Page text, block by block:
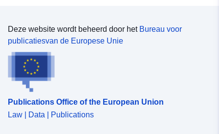
Deze website wordt beheerd door het Bureau voor
publicatiesvan de Europese Unie
Publications Office of the European Union
Law | Data | Publications